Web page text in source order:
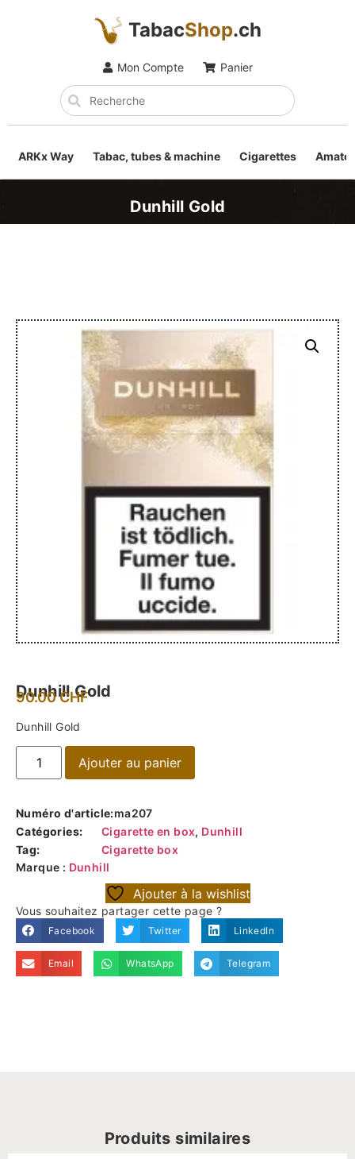
TabacShop.ch
Mon Compte Panier
ARKx Way Tabac, tubes & machine Cigarettes
Dunhill Gold
Dunhill Gold
90.00CHF
Dunhill Gold
Ajouter au panier
Numéro d'article:ma207
Catégories:
Cigarette en box, Dunhill
Tag:
Cigarette box
Marque : Dunhill
Ajouter à la wishlist
Vous souhaitez partager cette page ?
Facebook Twitter LinkedIn
Email WhatsApp Telegram
Produits similaires